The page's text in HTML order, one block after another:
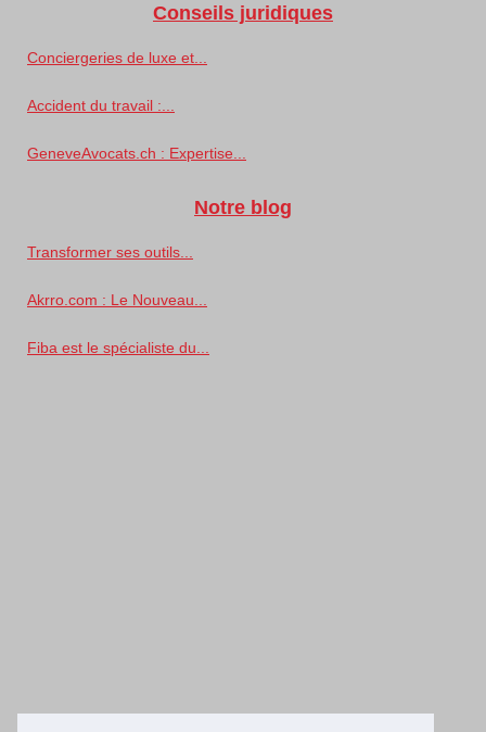
Conseils juridiques
Conciergeries de luxe et...
Accident du travail :...
GeneveAvocats.ch : Expertise...
Notre blog
Transformer ses outils...
Akrro.com : Le Nouveau...
Fiba est le spécialiste du...